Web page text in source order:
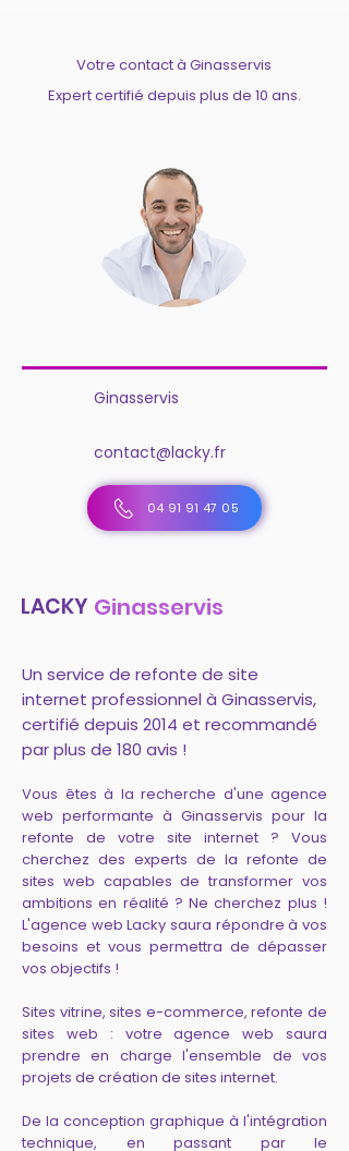
Votre contact à Ginasservis
Expert certifié depuis plus de 10 ans.
Ginasservis
contact@lacky.fr
04 91 91 47 05
LACKY Ginasservis
Un service de refonte de site
internet professionnel à Ginasservis,
certifié depuis 2014 et recommandé
par plus de 180 avis !
Vous êtes à la recherche d'une agence
web performante à Ginasservis pour la
refonte de votre site internet ? Vous
cherchez des experts de la refonte de
sites web capables de transformer vos
ambitions en réalité ? Ne cherchez plus !
L'agence web Lacky saura répondre à vos
besoins et vous permettra de dépasser
vos objectifs !
Sites vitrine, sites e-commerce, refonte de
sites web : votre agence web saura
prendre en charge l'ensemble de vos
projets de création de sites internet.
De la conception graphique à l'intégration
technique, en passant par le